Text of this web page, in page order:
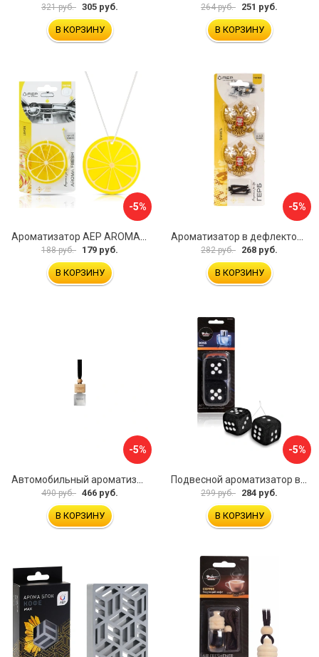
321 руб. 305 руб.
В КОРЗИНУ
264 руб. 251 руб.
В КОРЗИНУ
-5%
188 руб. 179 руб.
В КОРЗИНУ
-5%
282 руб. 268 руб.
В КОРЗИНУ
-5%
490 руб. 466 руб.
В КОРЗИНУ
-5%
299 руб. 284 руб.
В КОРЗИНУ